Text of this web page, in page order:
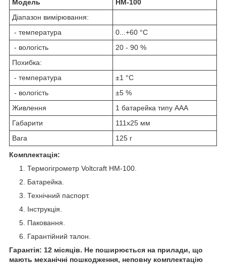
Модель
HM-100
Діапазон вимірювання:
- температура
0...+60 °C
- вологість
20 - 90 %
Похибка:
- температура
±1 °C
- вологість
±5 %
Живлення
1 батарейка типу ААА
Габарити
111x25 мм
Вага
125 г
Комплектація:
Термогігрометр Voltcraft HM-100.
Батарейка.
Технічний паспорт.
Інструкція.
Паковання.
Гарантійний талон.
Гарантія: 12 місяців. Не поширюється на прилади, що
мають механічні пошкодження, неповну комплектацію